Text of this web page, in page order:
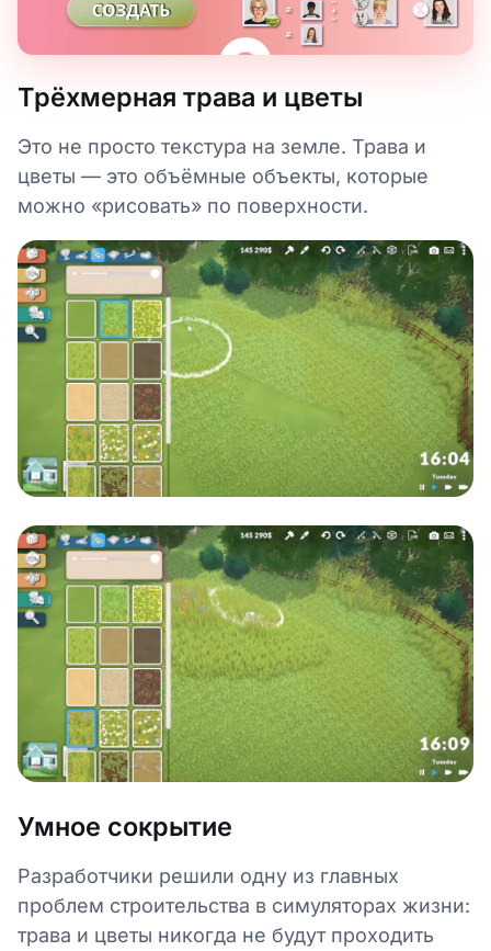
Трёхмерная трава и цветы
Это не просто текстура на земле. Трава и
цветы — это объёмные объекты, которые
можно «рисовать» по поверхности.
Умное сокрытие
Разработчики решили одну из главных
проблем строительства в симуляторах жизни:
трава и цветы никогда не будут проходить